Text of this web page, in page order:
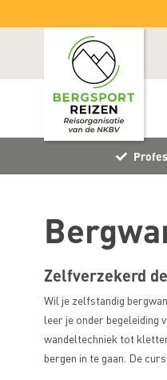
Zelfverzekerd
Wil je zelfstandig
leer je onder begeleiding
wandeltechniek tot
bergen in te gaan. De